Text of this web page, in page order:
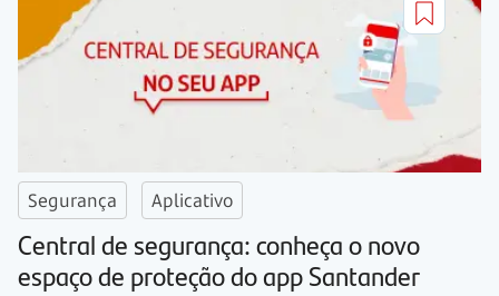
Segurança Aplicativo
Central de segurança: conheça o novo
espaço de proteção do app Santander